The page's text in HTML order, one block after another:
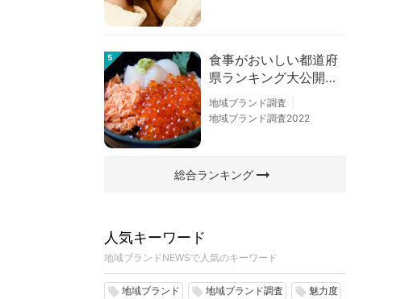
5
食事がおいしい都道府
県ランキング大公開！
１位は北海道、３位は
大阪府、２位は〇〇
地域ブランド調査
地域ブランド調査2022
総合ランキングarrow_right_alt
人気キーワード
地域ブランドNEWSで人気のキーワード
local_offer 地域ブランド local_offer 地域ブランド調査 local_offer 魅力度